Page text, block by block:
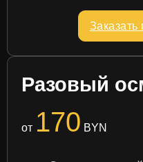
Заказать
Разовый
от 170 BYN